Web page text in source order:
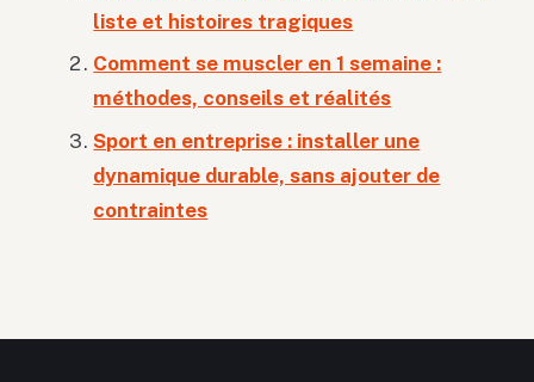
liste et histoires tragiques
Comment se muscler en 1 semaine :
méthodes, conseils et réalités
Sport en entreprise : installer une
dynamique durable, sans ajouter de
contraintes